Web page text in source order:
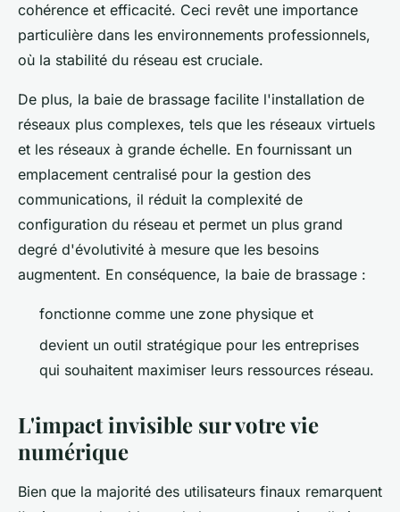
cohérence et efficacité. Ceci revêt une importance
particulière dans les environnements professionnels,
où la stabilité du réseau est cruciale.
De plus, la baie de brassage facilite l'installation de
réseaux plus complexes, tels que les réseaux virtuels
et les réseaux à grande échelle. En fournissant un
emplacement centralisé pour la gestion des
communications, il réduit la complexité de
configuration du réseau et permet un plus grand
degré d'évolutivité à mesure que les besoins
augmentent. En conséquence, la baie de brassage :
fonctionne comme une zone physique et
devient un outil stratégique pour les entreprises
qui souhaitent maximiser leurs ressources réseau.
L'impact invisible sur votre vie
numérique
Bien que la majorité des utilisateurs finaux remarquent